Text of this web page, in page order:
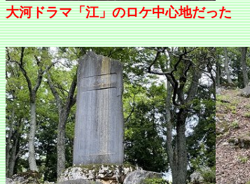
大河ドラマ「江」のロケ中心地だった